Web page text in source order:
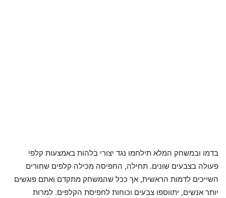
בדמו ובמשחק המלא תילחמו נגד יצורי בלהות באמצעות קלפי
פעולה בצבעים שונים. תחילה, החפיסה מכילה קלפים שחורים
השייכים לדמות הראשית, אך ככל שהמשחק מתקדם ואתם פוגשים
יותר אנשים, יתווספו צבעים וכוחות לחפיסת הקלפים. למרות